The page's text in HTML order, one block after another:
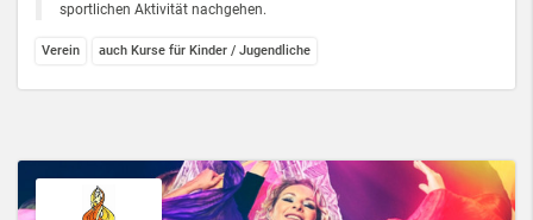
sportlichen Aktivität nachgehen.
Verein auch Kurse für Kinder / Jugendliche